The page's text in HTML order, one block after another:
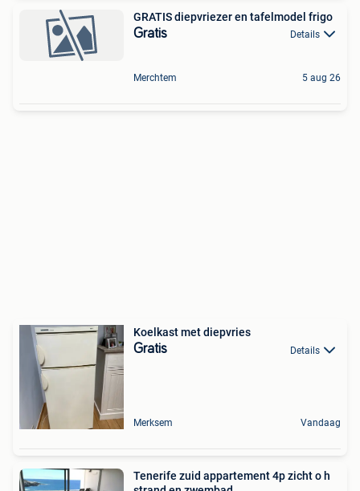
GRATIS diepvriezer en tafelmodel frigo
Gratis Details
Merchtem 5 aug 26
Koelkast met diepvries
Gratis Details
Merksem Vandaag
Tenerife zuid appartement 4p zicht o h